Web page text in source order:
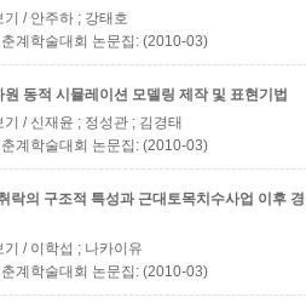
/ 안주하 ; 강태호
계학술대회 논문집: (2010-03)
동적 시뮬레이션 모델링 제작 및 표현기법
/ 신재윤 ; 정성관 ; 김경태
계학술대회 논문집: (2010-03)
락의 구조적 특성과 근대토목치수사업 이후
/ 이학섭 ; 나카이유
계학술대회 논문집: (2010-03)